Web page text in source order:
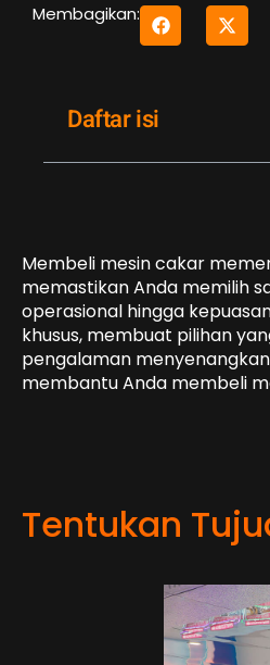
Membagikan:
Daftar isi
Membeli mesin cakar
memastikan Anda memilih
operasional hingga
khusus, membuat pilihan
pengalaman
membantu Anda membeli
Tentukan